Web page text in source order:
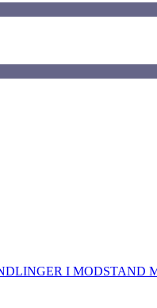
I MODSTAND